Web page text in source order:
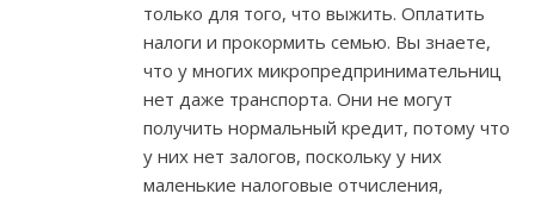
только для того, что выжить. Оплатить
налоги и прокормить семью. Вы знаете,
что у многих микропредпринимательниц
нет даже транспорта. Они не могут
получить нормальный кредит, потому что
у них нет залогов, поскольку у них
маленькие налоговые отчисления,